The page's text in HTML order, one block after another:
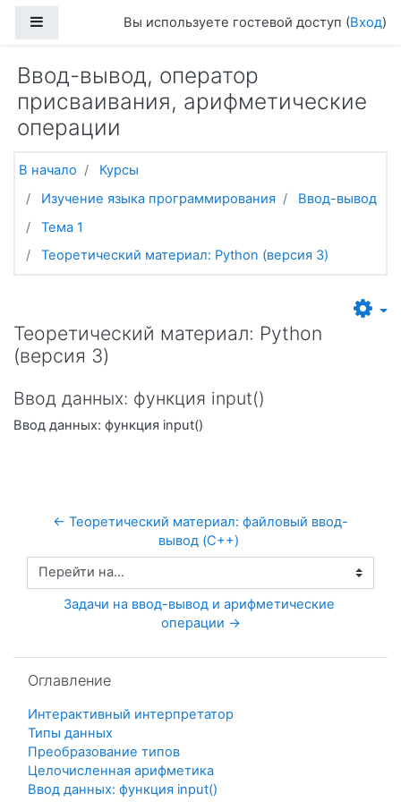
Боковая панельВы используете гостевой доступ (Вход)
Ввод-вывод, оператор
присваивания, арифметические
операции
В начало
Курсы
Изучение языка программирования
Ввод-вывод
Тема 1
Теоретический материал: Python (версия 3)
Теоретический материал: Python
(версия 3)
Ввод данных: функция input()
Ввод данных: функция input()
← Теоретический материал: файловый ввод-
вывод (C++)
Перейти на...
Задачи на ввод-вывод и арифметические
операции →
Оглавление
Интерактивный интерпретатор
Типы данных
Преобразование типов
Целочисленная арифметика
Ввод данных: функция input()